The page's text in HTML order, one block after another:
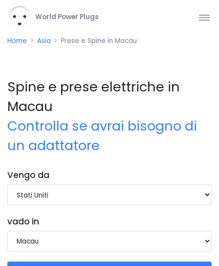
World Power Plugs
Home Asia Prese e Spine in Macau
Spine e prese elettriche in
Macau
Controlla se avrai bisogno di
un adattatore
Vengo da
vado in